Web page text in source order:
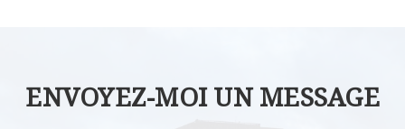
ENVOYEZ-MOI UN MESSAGE